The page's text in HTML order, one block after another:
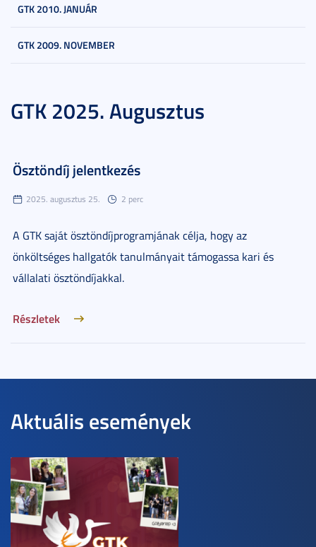
GTK 2010. JANUÁR
GTK 2009. NOVEMBER
GTK 2025. Augusztus
Ösztöndíj jelentkezés
2025. augusztus 25. 2 perc
A GTK saját ösztöndíjprogramjának célja, hogy az
önköltséges hallgatók tanulmányait támogassa kari és
vállalati ösztöndíjakkal.
Részletek
Aktuális események